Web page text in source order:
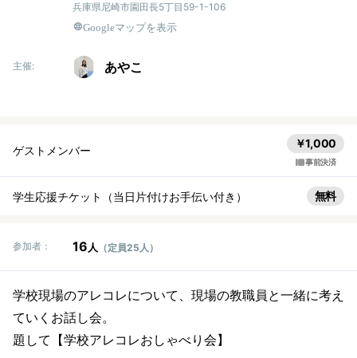
兵庫県尼崎市園田長5丁目59-1-106
Googleマップを表示
主催: あやこ
ゲストメンバー
￥1,000
事前決済
学生応援チケット（当日片付けお手伝い付き） 無料
参加者： 16人 （定員25人）
学校現場のアレコレについて、現場の教職員と一緒に考え
ていくお話し会。
題して【学校アレコレおしゃべり会】